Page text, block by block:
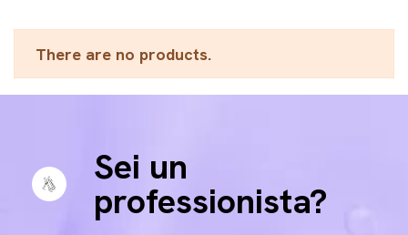
There are no products.
Sei un
professionista?